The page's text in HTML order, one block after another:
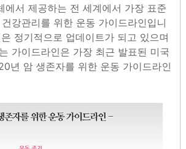
에서 제공하는 전 세계에서 가장 표준
강관리를 위한 운동 가이드라인입니
정기적으로 업데이트가 되고 있으며
가이드라인은 가장 최근 발표된 미국
년 암 생존자를 위한 운동 가이드라인